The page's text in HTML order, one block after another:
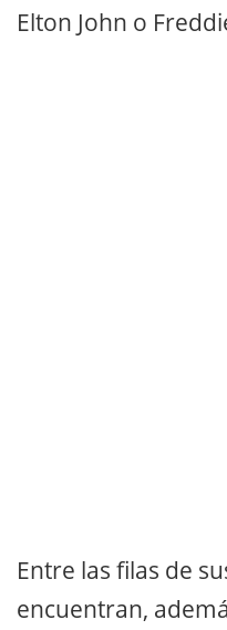
Elton John o
Entre las filas de
encuentran,